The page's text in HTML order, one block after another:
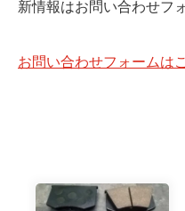
新情報はお問い合わせフ
お問い合わせフォームは